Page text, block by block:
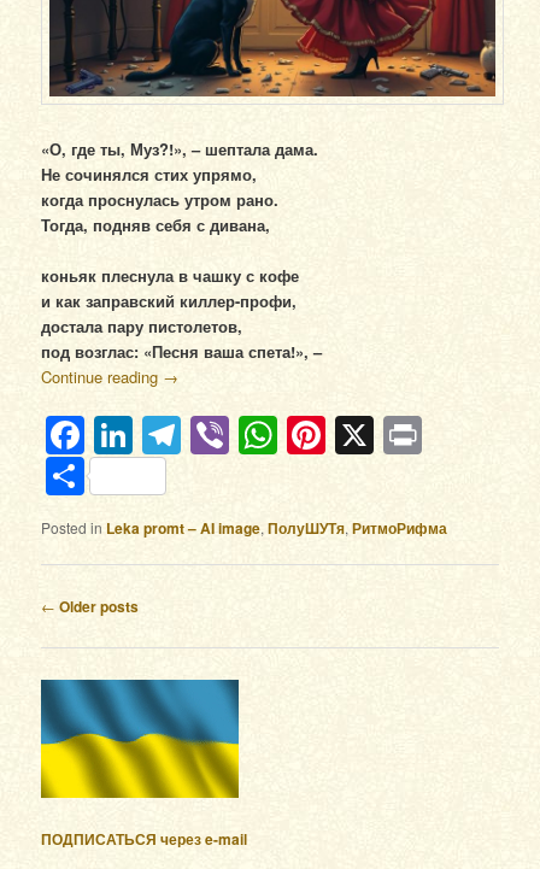
«О, где ты, Муз?!», – шептала дама.
Не сочинялся стих упрямо,
когда проснулась утром рано.
Тогда, подняв себя с дивана,
коньяк плеснула в чашку с кофе
и как заправский киллер-профи,
достала пару пистолетов,
под возглас: «Песня ваша спета!», –
Continue reading →
Facebook
LinkedIn
Telegram
ViberWhatsApp
Pinterest
X
Отправить
Posted in Leka promt – AI image,ПолуШУТя,РитмоРифма
Post navigation
← Older posts
ПОДПИСАТЬСЯ через e-mail